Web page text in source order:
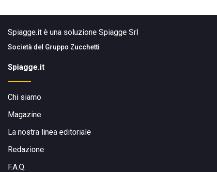
Spiagge.it è una soluzione Spiagge Srl
Società del Gruppo Zucchetti
Spiagge.it
Chi siamo
Magazine
La nostra linea editoriale
Redazione
F.A.Q.